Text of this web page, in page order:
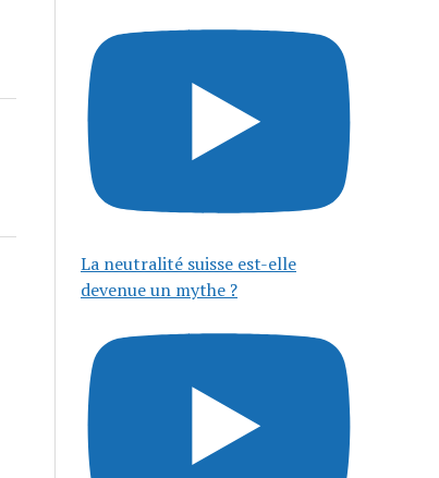
La neutralité suisse est-elle
devenue un mythe ?